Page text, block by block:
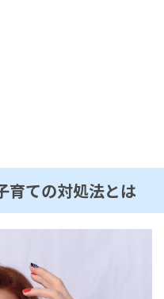
育ての対処法とは